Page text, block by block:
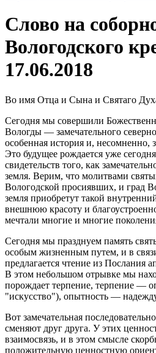
Слово на
Вологодского
17.06.2018
Во имя Отца и Сына и Святаго
Сегодня мы совершили
Вологды — замечательного
особенная история и, несомненно,
Это будущее рождается уже
свидетельств того, как
земля. Верим, что молитвами
Вологодской просиявших, и град
земля приобретут такой
внешнюю красоту и
мечтали многие и многие
Сегодня мы празднуем память
особым жизненным путем, и в
предлагается чтение из Послания
В этом небольшом отрывке мы
порождает терпение, терпение —
"искусство"), опытность —
Вот замечательная
сменяют друг друга. У этих
взаимосвязь, и в этом смысле
положительную ценностную